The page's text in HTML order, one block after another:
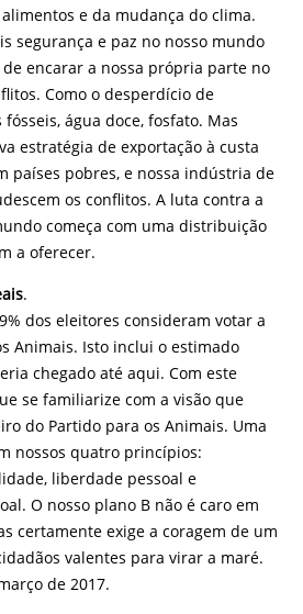
e da mudança do clima.
segurança e paz no nosso mundo
encarar a nossa própria parte no
Como o desperdício de
água doce, fosfato. Mas
estratégia de exportação à custa
países pobres, e nossa indústria de
os conflitos. A luta contra a
começa com uma distribuição
a oferecer.
.
dos eleitores consideram votar a
Animais. Isto inclui o estimado
chegado até aqui. Com este
se familiarize com a visão que
do Partido para os Animais. Uma
nossos quatro princípios:
liberdade pessoal e
O nosso plano B não é caro em
certamente exige a coragem de um
valentes para virar a maré.
de 2017.